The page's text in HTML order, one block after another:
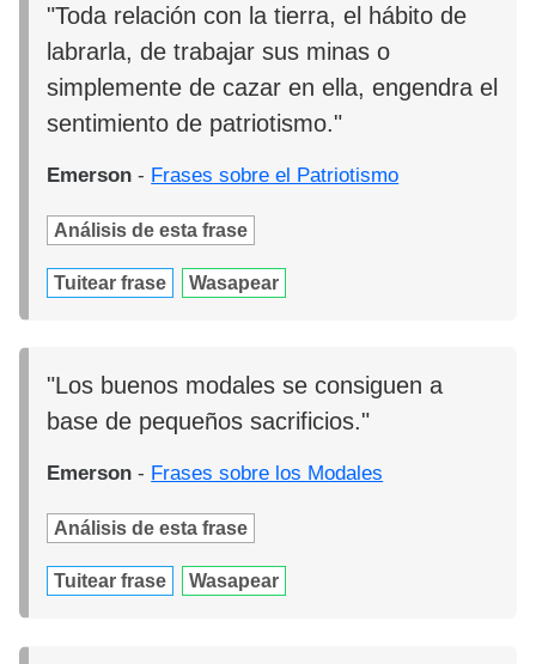
"Toda relación con la tierra, el hábito de
labrarla, de trabajar sus minas o
simplemente de cazar en ella, engendra el
sentimiento de patriotismo."
Emerson - Frases sobre el Patriotismo
Análisis de esta frase
Tuitear frase Wasapear
"Los buenos modales se consiguen a
base de pequeños sacrificios."
Emerson - Frases sobre los Modales
Análisis de esta frase
Tuitear frase Wasapear